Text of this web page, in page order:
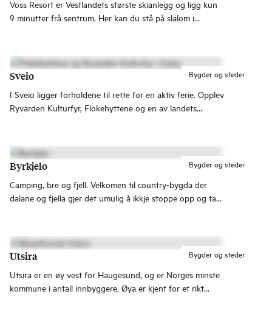
Voss Resort er Vestlandets største skianlegg og ligg kun
9 minutter frå sentrum. Her kan du stå på slalom i
Bygder og steder
Sveio
I Sveio ligger forholdene til rette for en aktiv ferie. Opplev
Ryvarden Kulturfyr, Flokehyttene og en av landets
Bygder og steder
Byrkjelo
Camping, bre og fjell. Velkomen til country-bygda der
dalane og fjella gjer det umulig å ikkje stoppe opp og ta
Bygder og steder
Utsira
Utsira er en øy vest for Haugesund, og er Norges minste
kommune i antall innbyggere. Øya er kjent for et rikt